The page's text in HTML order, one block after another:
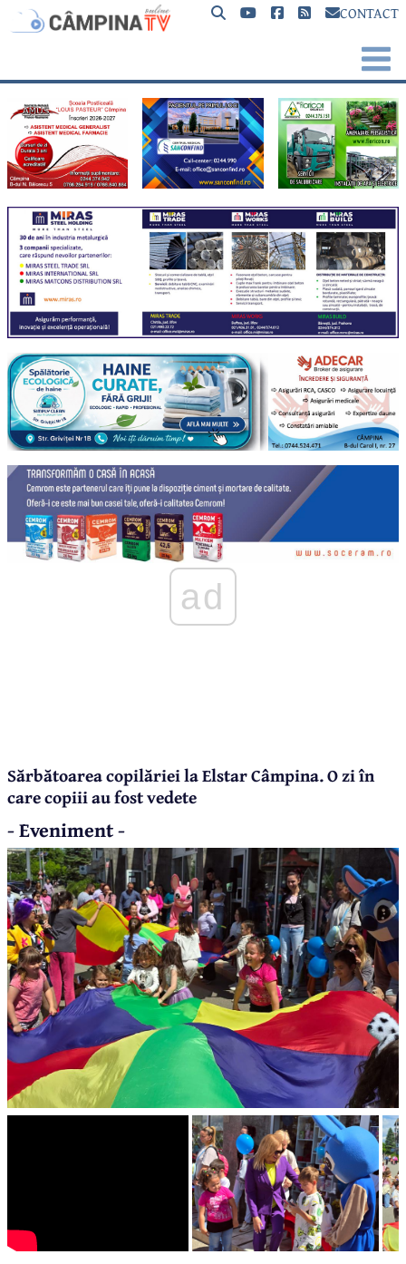
CONTACT
ad
Sărbătoarea copilăriei la Elstar Câmpina. O zi în
care copiii au fost vedete
- Eveniment -